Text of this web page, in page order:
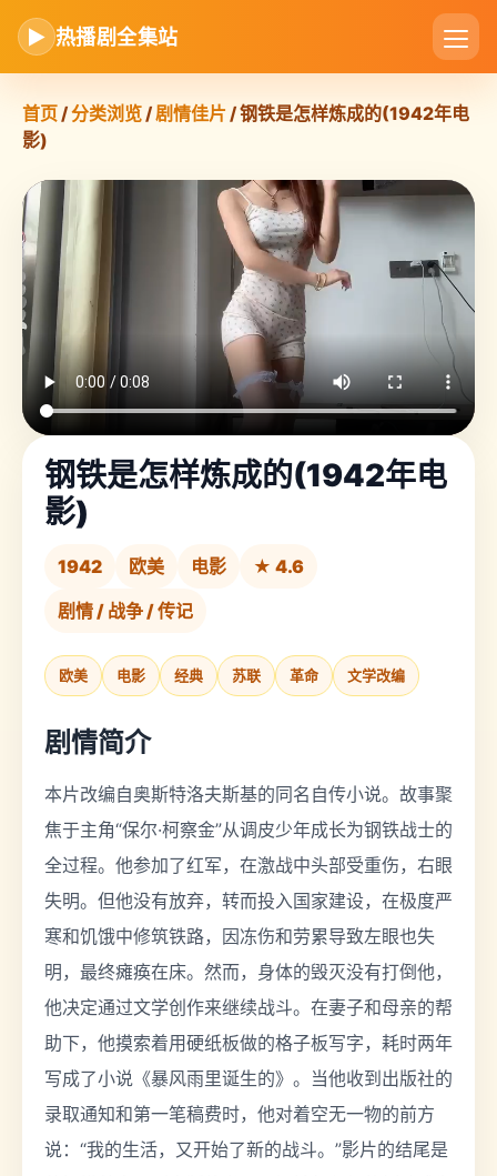
▶ 热播剧全集站
首页/分类浏览/剧情佳片/ 钢铁是怎样炼成的(1942年电
影)
钢铁是怎样炼成的(1942年电
影)
1942 欧美 电影
★ 4.6
剧情 / 战争 / 传记
欧美 电影 经典 苏联 革命 文学改编
剧情简介
本片改编自奥斯特洛夫斯基的同名自传小说。故事聚
焦于主角“保尔·柯察金”从调皮少年成长为钢铁战士的
全过程。他参加了红军，在激战中头部受重伤，右眼
失明。但他没有放弃，转而投入国家建设，在极度严
寒和饥饿中修筑铁路，因冻伤和劳累导致左眼也失
明，最终瘫痪在床。然而，身体的毁灭没有打倒他，
他决定通过文学创作来继续战斗。在妻子和母亲的帮
助下，他摸索着用硬纸板做的格子板写字，耗时两年
写成了小说《暴风雨里诞生的》。当他收到出版社的
录取通知和第一笔稿费时，他对着空无一物的前方
说：“我的生活，又开始了新的战斗。”影片的结尾是